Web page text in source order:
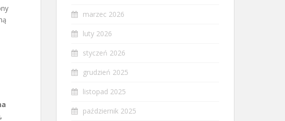
marzec 2026
luty 2026
styczeń 2026
grudzień 2025
listopad 2025
październik 2025